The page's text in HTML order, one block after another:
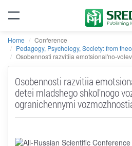
Home
Conference
Pedagogy, Psychology, Society: from
Osobennosti razvitiia emotsional'no-
Osobennosti razvitiia
detei mladshego shkol'nogo
ogranichennymi